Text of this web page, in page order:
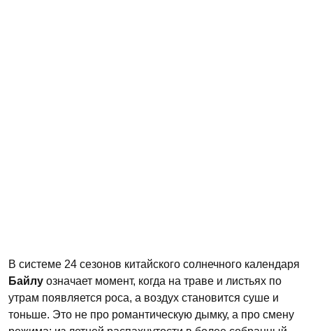
В системе 24 сезонов китайского солнечного календаря
Байлу означает момент, когда на траве и листьях по
утрам появляется роса, а воздух становится суше и
тоньше. Это не про романтическую дымку, а про смену